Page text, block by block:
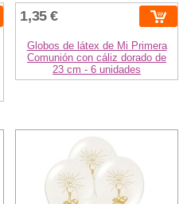
1,35 €
Globos de látex de Mi Primera
Comunión con cáliz dorado de
23 cm - 6 unidades